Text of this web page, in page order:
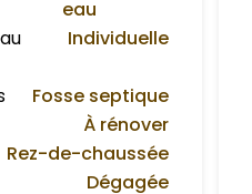
eau
Individuelle
Fosse septique
À rénover
Rez-de-chaussée
Dégagée